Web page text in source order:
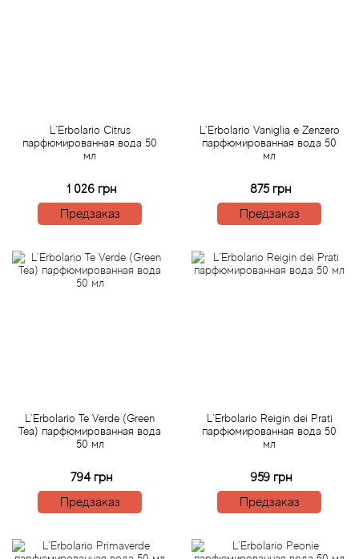
L`Erbolario Citrus
парфюмированная вода 50
мл
1 026 грн
Предзаказ
L`Erbolario Vaniglia e Zenzero
парфюмированная вода 50
мл
875 грн
Предзаказ
L`Erbolario Te Verde (Green
Tea) парфюмированная вода
50 мл
794 грн
Предзаказ
L`Erbolario Reigin dei Prati
парфюмированная вода 50
мл
959 грн
Предзаказ
Baviphat
Benetton
Beyonce
Biehl Parfumkunstwerke
Bijan